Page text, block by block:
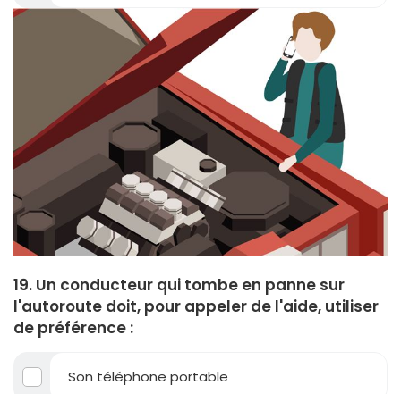
19. Un conducteur qui tombe en panne sur
l'autoroute doit, pour appeler de l'aide, utiliser
de préférence :
Son téléphone portable